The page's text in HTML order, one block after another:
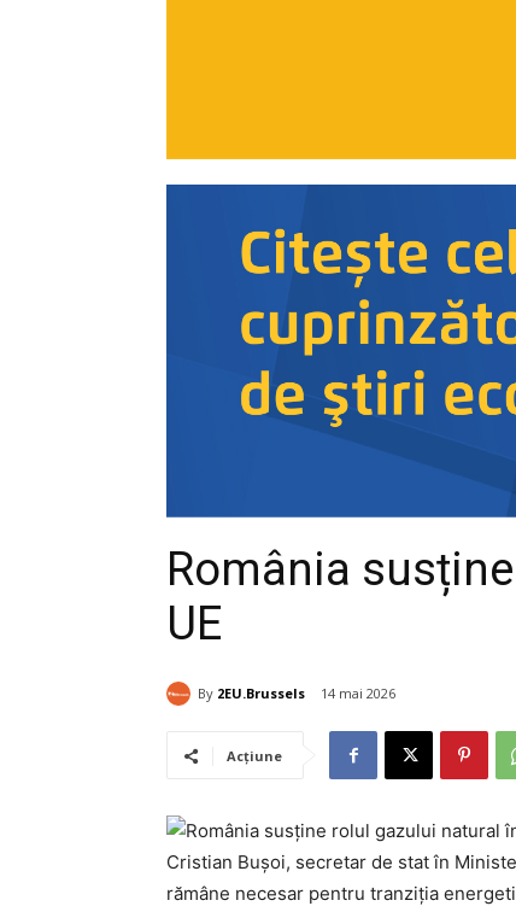
România
UE
By 2EU.Brussels 14 mai 2026
Acțiune
Cristian Bușoi, secretar de stat în
rămâne necesar pentru tranziția